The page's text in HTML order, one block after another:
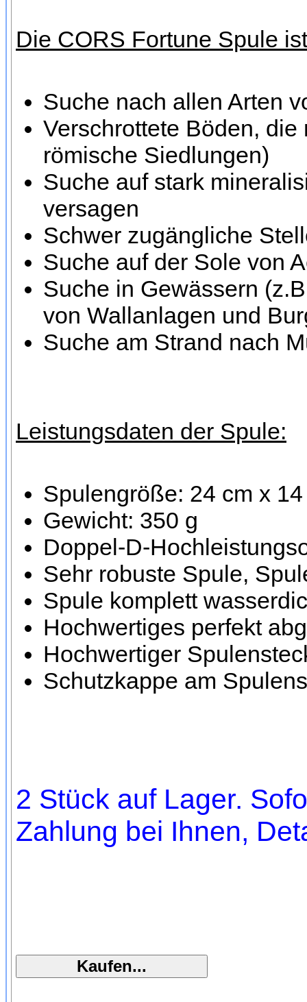
Die CORS Fortune Spule
Suche nach allen Arten
Verschrottete Böden,
römische Siedlungen)
Suche auf stark
versagen
Schwer zugängliche
Suche auf der Sole von
Suche in Gewässern
von Wallanlagen und
Suche am Strand nach
Leistungsdaten der Spule:
Spulengröße: 24 cm x
Gewicht: 350 g
Doppel-D-
Sehr robuste Spule,
Spule komplett
Hochwertiges perfekt
Hochwertiger
Schutzkappe am
2 Stück auf Lager.
Zahlung bei Ihnen,